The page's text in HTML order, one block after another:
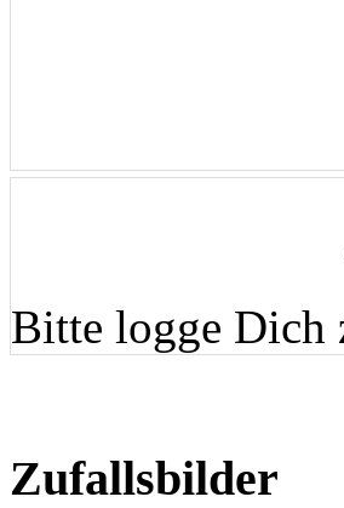
Bitte logge Dich
Zufallsbilder